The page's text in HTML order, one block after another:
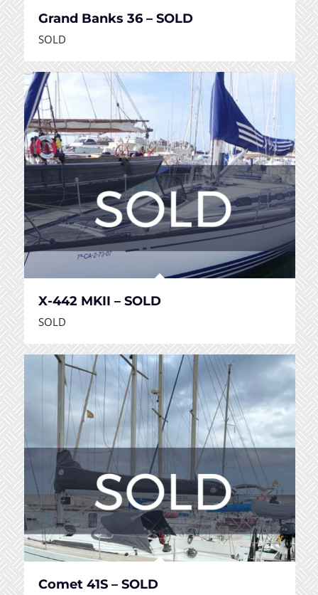
Grand Banks 36 – SOLD
SOLD
X-442 MKII – SOLD
SOLD
Comet 41S – SOLD